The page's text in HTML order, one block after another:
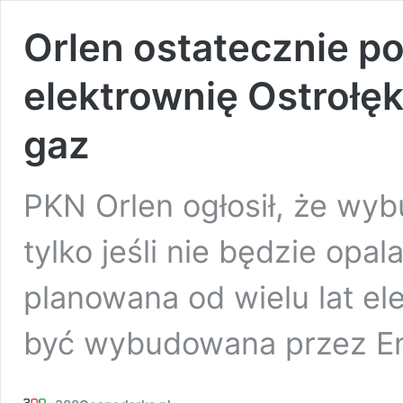
Orlen ostatecznie
elektrownię
gaz
PKN Orlen ogłosił, że
tylko jeśli nie będzie
planowana od wielu lat
być wybudowana przez